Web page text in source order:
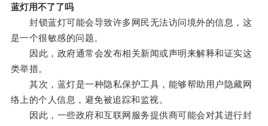
蓝灯用不了了吗
封锁蓝灯可能会导致许多网民无法访问境外的信息，这
是一个很敏感的问题。
因此，政府通常会发布相关新闻或声明来解释和证实这
类举措。
其次，蓝灯是一种隐私保护工具，能够帮助用户隐藏网
络上的个人信息，避免被追踪和监视。
因此，一些政府和互联网服务提供商可能会对其进行封